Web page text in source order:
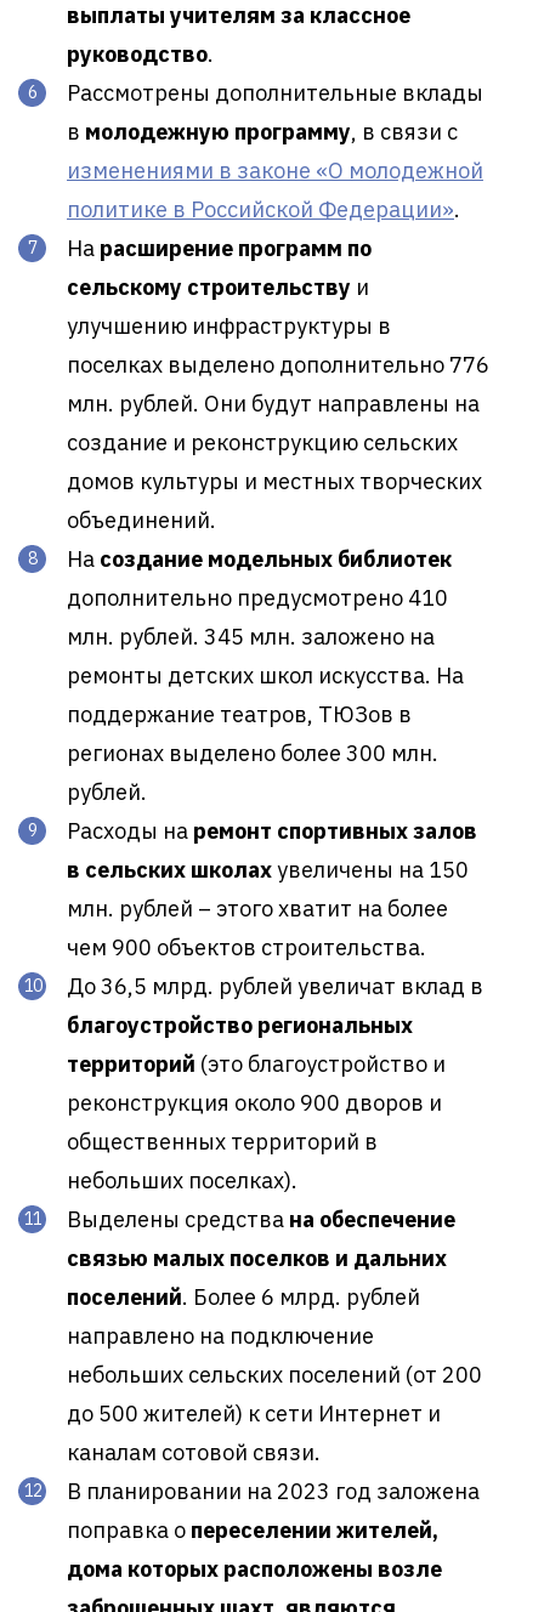
выплаты учителям за классное
руководство.
Рассмотрены дополнительные вклады
в молодежную программу, в связи с
изменениями в законе «О молодежной
политике в Российской Федерации».
На расширение программ по
сельскому строительству и
улучшению инфраструктуры в
поселках выделено дополнительно 776
млн. рублей. Они будут направлены на
создание и реконструкцию сельских
домов культуры и местных творческих
объединений.
На создание модельных библиотек
дополнительно предусмотрено 410
млн. рублей. 345 млн. заложено на
ремонты детских школ искусства. На
поддержание театров, ТЮЗов в
регионах выделено более 300 млн.
рублей.
Расходы на ремонт спортивных залов
в сельских школахувеличены на 150
млн. рублей – этого хватит на более
чем 900 объектов строительства.
До 36,5 млрд. рублей увеличат вклад в
благоустройство региональных
территорий (это благоустройство и
реконструкция около 900 дворов и
общественных территорий в
небольших поселках).
Выделены средства на обеспечение
связью малых поселков и дальних
поселений. Более 6 млрд. рублей
направлено на подключение
небольших сельских поселений (от 200
до 500 жителей) к сети Интернет и
каналам сотовой связи.
В планировании на 2023 год заложена
поправка о переселении жителей,
дома которых расположены возле